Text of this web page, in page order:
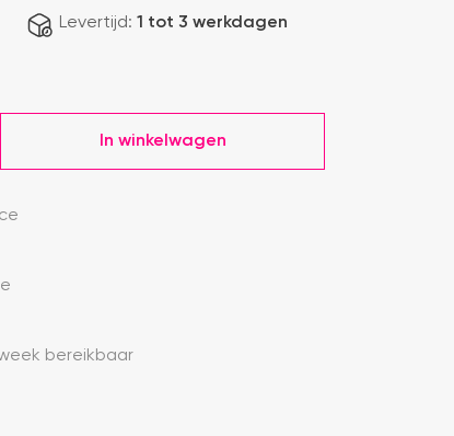
Levertijd: 1 tot 3 werkdagen
In winkelwagen
bereikbaar